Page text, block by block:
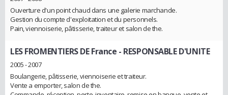
Ouverture d'un point chaud dans une galerie marchande.
Gestion du compte d'exploitation et du personnels.
Pain, viennoiserie, pâtisserie, traiteur et salon de the.
LES FROMENTIERS DE France - RESPONSABLE D'UNITE
2005 - 2007
Boulangerie, pâtisserie, viennoiserie et traiteur.
Vente a emporter, salon de the.